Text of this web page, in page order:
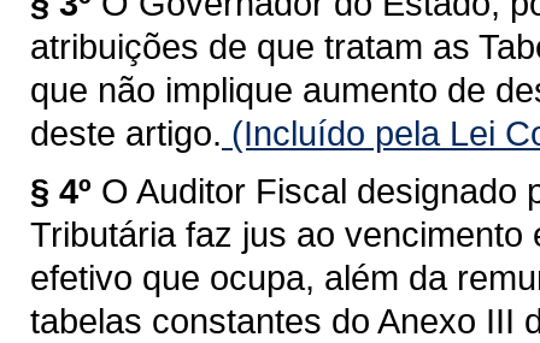
atribuições de que tratam as
que não implique aumento de
deste artigo. (Incluído pela Lei
§ 4º O Auditor Fiscal designado
Tributária faz jus ao
efetivo que ocupa, além da
tabelas constantes do Anexo III